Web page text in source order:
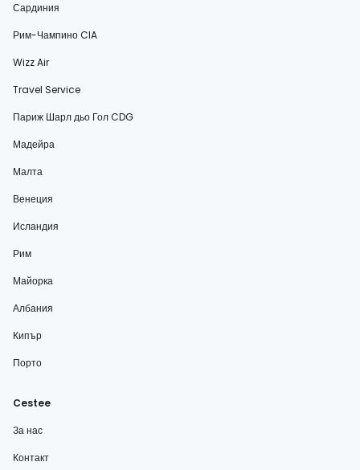
Сардиния
Рим-Чампино CIA
Wizz Air
Travel Service
Париж Шарл дьо Гол CDG
Мадейра
Малта
Венеция
Исландия
Рим
Майорка
Албания
Кипър
Порто
Cestee
За нас
Контакт